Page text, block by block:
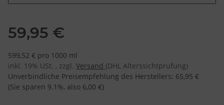
59,95 €
599,52 € pro 1000 ml
inkl. 19% USt. , zzgl. Versand (DHL Alterssichtprüfung)
Unverbindliche Preisempfehlung des Herstellers: 65,95 €
(Sie sparen 9.1%, also 6,00 €)